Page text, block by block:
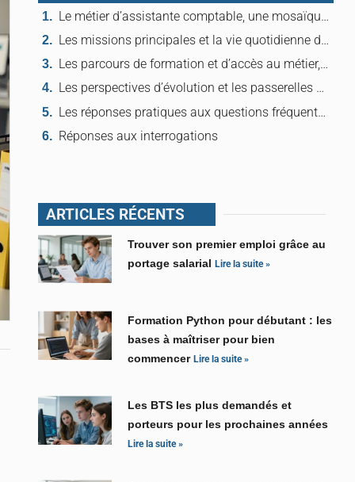
Le métier d’assistante comptable, une mosaïque polyvalente
Les missions principales et la vie quotidienne du poste
Les parcours de formation et d’accès au métier, routes, détours et carrefours
Les perspectives d’évolution et les passerelles professionnelles, ouverture et rebond
Les réponses pratiques aux questions fréquentes sur l’assistante comptable
Réponses aux interrogations
ARTICLES RÉCENTS
Trouver son premier emploi grâce au
portage salarialLire la suite »
Formation Python pour débutant : les
bases à maîtriser pour bien
commencerLire la suite »
Les BTS les plus demandés et
porteurs pour les prochaines années
Lire la suite »